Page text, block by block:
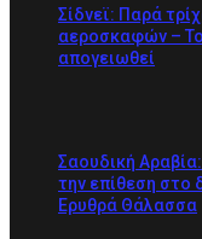
Σίδνεϊ: Παρά
αεροσκαφών –
απογειωθεί
Σαουδική
την επίθεση στο
Ερυθρά Θάλασσα